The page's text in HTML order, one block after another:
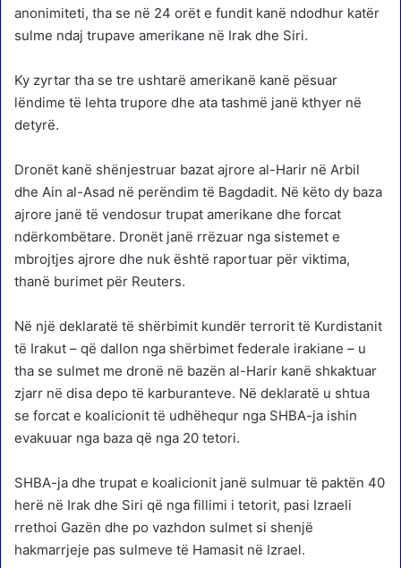
anonimiteti, tha se në 24 orët e fundit kanë ndodhur katër
sulme ndaj trupave amerikane në Irak dhe Siri.
Ky zyrtar tha se tre ushtarë amerikanë kanë pësuar
lëndime të lehta trupore dhe ata tashmë janë kthyer në
detyrë.
Dronët kanë shënjestruar bazat ajrore al-Harir në Arbil
dhe Ain al-Asad në perëndim të Bagdadit. Në këto dy baza
ajrore janë të vendosur trupat amerikane dhe forcat
ndërkombëtare. Dronët janë rrëzuar nga sistemet e
mbrojtjes ajrore dhe nuk është raportuar për viktima,
thanë burimet për Reuters.
Në një deklaratë të shërbimit kundër terrorit të Kurdistanit
të Irakut – që dallon nga shërbimet federale irakiane – u
tha se sulmet me dronë në bazën al-Harir kanë shkaktuar
zjarr në disa depo të karburanteve. Në deklaratë u shtua
se forcat e koalicionit të udhëhequr nga SHBA-ja ishin
evakuuar nga baza që nga 20 tetori.
SHBA-ja dhe trupat e koalicionit janë sulmuar të paktën 40
herë në Irak dhe Siri që nga fillimi i tetorit, pasi Izraeli
rrethoi Gazën dhe po vazhdon sulmet si shenjë
hakmarrjeje pas sulmeve të Hamasit në Izrael.